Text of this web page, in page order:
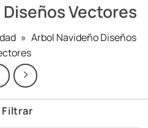
Vectores
» Arbol Navideño Diseños
Filtrar